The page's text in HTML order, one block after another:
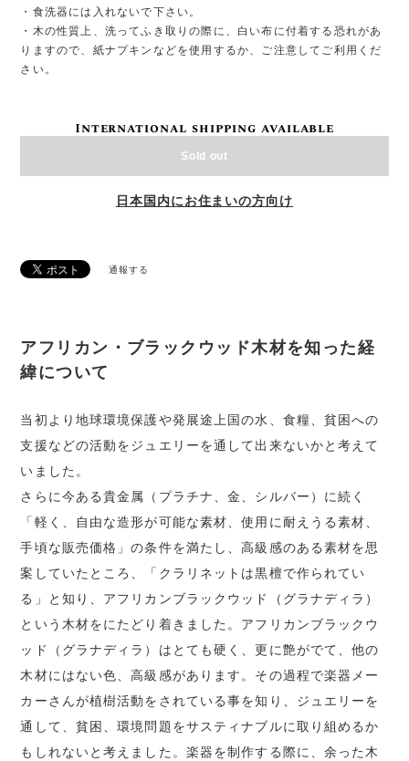
・食洗器には入れないで下さい。
・木の性質上、洗ってふき取りの際に、白い布に付着する恐れがあ
りますので、紙ナプキンなどを使用するか、ご注意してご利用くだ
さい。
International shipping available
Sold out
日本国内にお住まいの方向け
通報する
アフリカン・ブラックウッド木材を知った経
緯について
当初より地球環境保護や発展途上国の水、食糧、貧困への
支援などの活動をジュエリーを通して出来ないかと考えて
いました。
さらに今ある貴金属（プラチナ、金、シルバー）に続く
「軽く、自由な造形が可能な素材、使用に耐えうる素材、
手頃な販売価格」の条件を満たし、高級感のある素材を思
案していたところ、「クラリネットは黒檀で作られてい
る」と知り、アフリカンブラックウッド（グラナディラ）
という木材をにたどり着きました。アフリカンブラックウ
ッド（グラナディラ）はとても硬く、更に艶がでて、他の
木材にはない色、高級感があります。その過程で楽器メー
カーさんが植樹活動をされている事を知り、ジュエリーを
通して、貧困、環境問題をサスティナブルに取り組めるか
もしれないと考えました。楽器を制作する際に、余った木